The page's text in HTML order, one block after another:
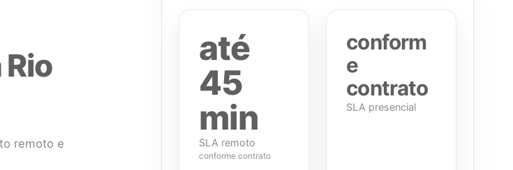
remoto e
até
45
min
SLA remoto
conforme contrato
conform
e
contrato
SLA presencial